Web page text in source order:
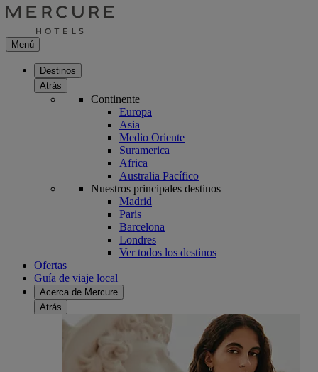
Menú
Destinos
Atrás
Continente
Europa
Asia
Medio Oriente
Suramerica
Africa
Australia Pacífico
Nuestros principales destinos
Madrid
Paris
Barcelona
Londres
Ver todos los destinos
Ofertas
Guía de viaje local
Acerca de Mercure
Atrás